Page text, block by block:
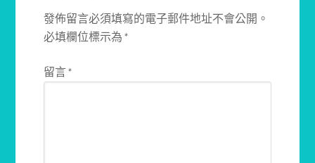
發佈留言必須填寫的電子郵件地址不會公開。
必填欄位標示為*
留言*